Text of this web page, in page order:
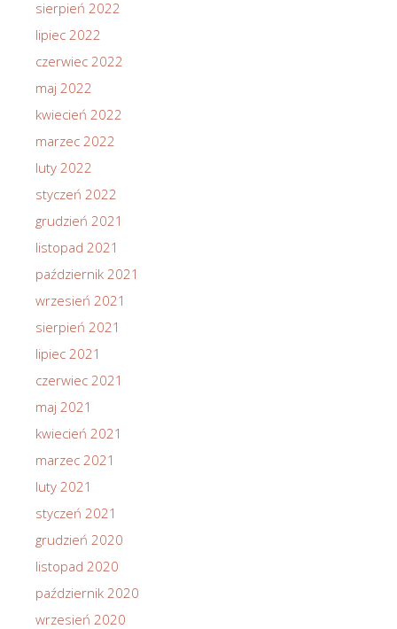
sierpień 2022
lipiec 2022
czerwiec 2022
maj 2022
kwiecień 2022
marzec 2022
luty 2022
styczeń 2022
grudzień 2021
listopad 2021
październik 2021
wrzesień 2021
sierpień 2021
lipiec 2021
czerwiec 2021
maj 2021
kwiecień 2021
marzec 2021
luty 2021
styczeń 2021
grudzień 2020
listopad 2020
październik 2020
wrzesień 2020